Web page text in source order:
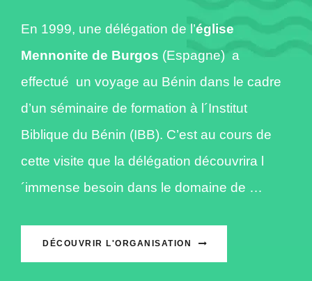
En 1999, une délégation de l’église
Mennonite de Burgos (Espagne) a
effectué un voyage au Bénin dans le cadre
d’un séminaire de formation à l´Institut
Biblique du Bénin (IBB). C’est au cours de
cette visite que la délégation découvrira l
´immense besoin dans le domaine de …
DÉCOUVRIR L'ORGANISATION